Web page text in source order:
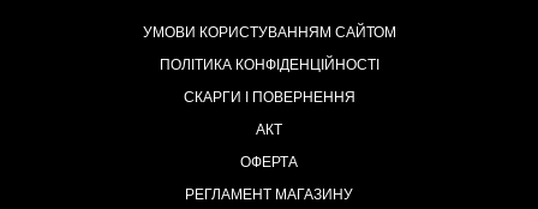
УМОВИ КОРИСТУВАННЯМ САЙТОМ
ПОЛІТИКА КОНФІДЕНЦІЙНОСТІ
СКАРГИ І ПОВЕРНЕННЯ
АКТ
ОФЕРТА
РЕГЛАМЕНТ МАГАЗИНУ